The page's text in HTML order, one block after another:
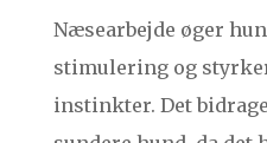
Næsearbejde øger
stimulering og
instinkter. Det